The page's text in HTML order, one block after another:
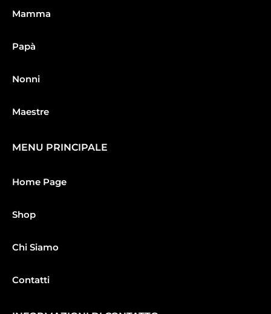
Mamma
Papà
Nonni
Maestre
MENU PRINCIPALE
Home Page
Shop
Chi Siamo
Contatti